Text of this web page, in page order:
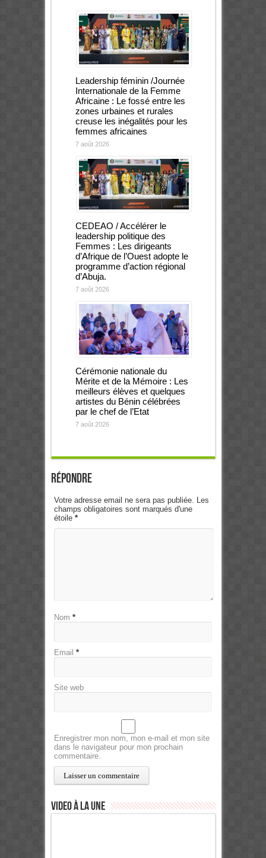
Leadership féminin /Journée
Internationale de la Femme
Africaine : Le fossé entre les
zones urbaines et rurales
creuse les inégalités pour les
femmes africaines
7 août 2026
CEDEAO / Accélérer le
leadership politique des
Femmes : Les dirigeants
d’Afrique de l’Ouest adopte le
programme d’action régional
d’Abuja.
7 août 2026
Cérémonie nationale du
Mérite et de la Mémoire : Les
meilleurs élèves et quelques
artistes du Bénin célébrées
par le chef de l’Etat
7 août 2026
Répondre
Votre adresse email ne sera pas publiée. Les
champs obligatoires sont marqués d'une
étoile *
Nom *
Email *
Site web
Enregistrer mon nom, mon e-mail et mon site
dans le navigateur pour mon prochain
commentaire.
Video à la Une